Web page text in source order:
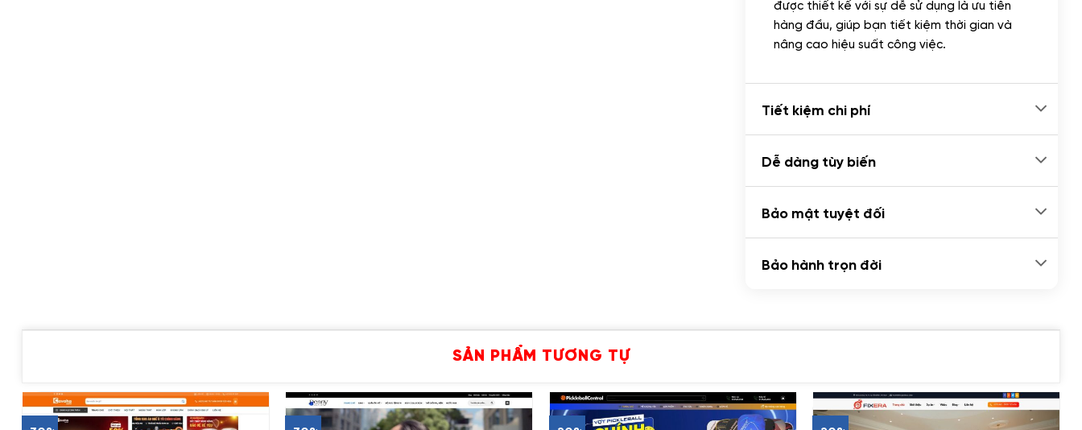
được thiết kế với sự dễ sử dụng là ưu tiên
hàng đầu, giúp bạn tiết kiệm thời gian và
nâng cao hiệu suất công việc.
Tiết kiệm chi phí
Dễ dàng tùy biến
Bảo mật tuyệt đối
Bảo hành trọn đời
SẢN PHẨM TƯƠNG TỰ